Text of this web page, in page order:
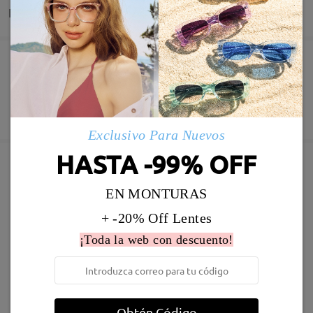
Entrega
Pedido realizado
Fabricación
Enviado
detalles
Revestimiento resistente a arañazo incluído
60 días de garantía de devolución y cambio
Garantía de 365 días
Descubrir Más
Marcos Similares
Exclusivo Para Nuevos
HASTA -99% OFF
EN MONTURAS
+ -20% Off Lentes
¡Toda la web con descuento!